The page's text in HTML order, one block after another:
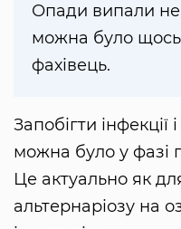
Опади випали
можна було
фахівець.
Запобігти
можна було у фазі
Це актуально як
альтернаріозу на